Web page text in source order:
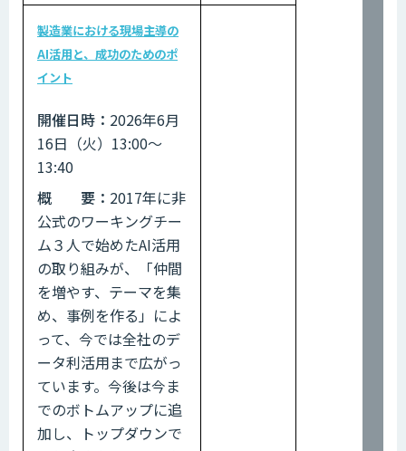
製造業における現場主導の
AI活用と、成功のためのポ
イント
開催日時： 2026年6月
16日（火）13:00～
13:40
概 要： 2017年に非
公式のワーキングチー
ム３人で始めたAI活用
の取り組みが、「仲間
を増やす、テーマを集
め、事例を作る」によ
って、今では全社のデ
ータ利活用まで広がっ
ています。今後は今ま
でのボトムアップに追
加し、トップダウンで